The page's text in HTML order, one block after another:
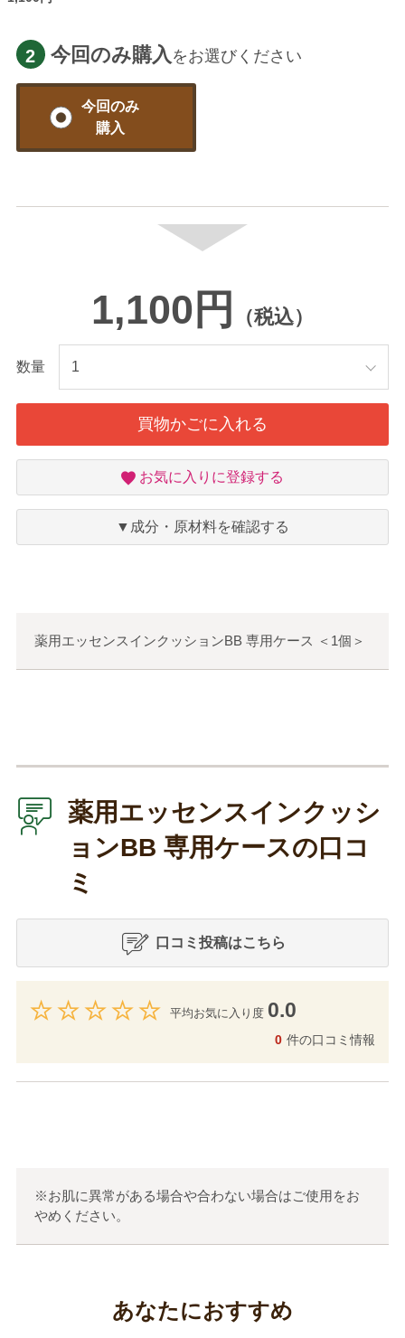
2 今回のみ購入 をお選びください
今回のみ
購入
1,100円 （税込）
数量
買物かごに入れる
お
入
り
お気に入りに登録する
▼成分・原材料を確認する
薬用エッセンスインクッションBB 専用ケース ＜ 1個 ＞
薬用エッセンスインクッシ
ョンBB 専用ケースの口コ
ミ
口コミ投稿はこちら
平均お気に入り度 0.0
0 件の口コミ情報
※お肌に異常がある場合や合わない場合はご使用をお
やめください。
あなたにおすすめ